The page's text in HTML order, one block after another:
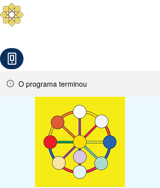
O programa terminou